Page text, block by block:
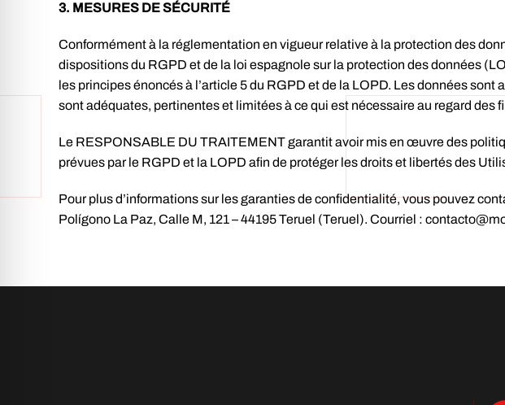
3. MESURES DE SÉCURITÉ
Conformément à la réglementation en vigueur relative à la protection des
dispositions du RGPD et de la loi espagnole sur la protection des données
les principes énoncés à l’article 5 du RGPD et de la LOPD. Les données
sont adéquates, pertinentes et limitées à ce qui est nécessaire au regard des
Le RESPONSABLE DU TRAITEMENT garantit avoir mis en œuvre des
prévues par le RGPD et la LOPD afin de protéger les droits et libertés des
Pour plus d’informations sur les garanties de confidentialité, vous pouvez
Polígono La Paz, Calle M, 121 – 44195 Teruel (Teruel). Courriel :